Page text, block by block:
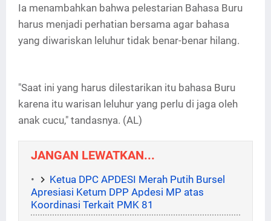
Ia menambahkan bahwa pelestarian Bahasa Buru
harus menjadi perhatian bersama agar bahasa
yang diwariskan leluhur tidak benar-benar hilang.
"Saat ini yang harus dilestarikan itu bahasa Buru
karena itu warisan leluhur yang perlu di jaga oleh
anak cucu," tandasnya. (AL)
JANGAN LEWATKAN...
Ketua DPC APDESI Merah Putih Bursel
Apresiasi Ketum DPP Apdesi MP atas
Koordinasi Terkait PMK 81